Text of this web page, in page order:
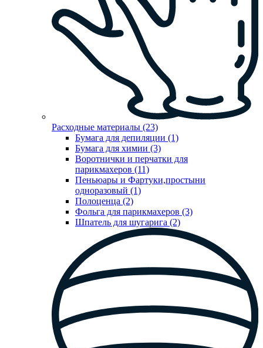
Расходные материалы (23)
Бумага для депиляции (1)
Бумага для химии (3)
Воротнички и перчатки для
парикмахеров (11)
Пеньюары и Фартуки,простыни
одноразовый (1)
Полоценца (2)
Фольга для парикмахеров (3)
Шпатель для шугарига (2)